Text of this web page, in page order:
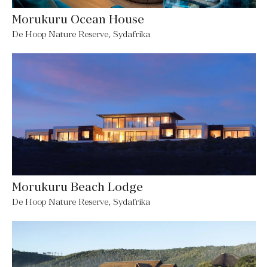
Morukuru Ocean House
De Hoop Nature Reserve, Sydafrika
Morukuru Beach Lodge
De Hoop Nature Reserve, Sydafrika